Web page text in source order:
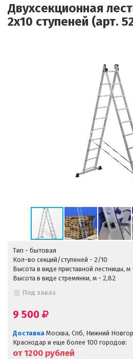
Двухсекционная
2x10 ступеней (арт.
Тип - бытовая
Кол-во секций/ступеней - 2/10
Высота в виде приставной лестницы, м
Высота в виде стремянки, м - 2,82
Под заказ
9 500
Доставка Москва, Спб, Нижний
Краснодар и еще более 100 городов:
от 1200 рублей